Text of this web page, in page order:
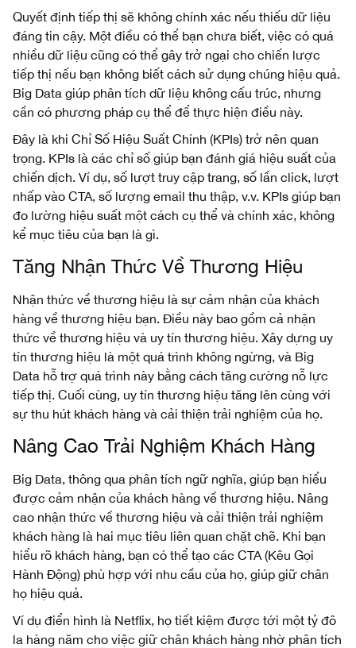
Quyết định tiếp thị sẽ không chính xác nếu thiếu dữ liệu
đáng tin cậy. Một điều có thể bạn chưa biết, việc có quá
nhiều dữ liệu cũng có thể gây trở ngại cho chiến lược
tiếp thị nếu bạn không biết cách sử dụng chúng hiệu quả.
Big Data giúp phân tích dữ liệu không cấu trúc, nhưng
cần có phương pháp cụ thể để thực hiện điều này.
Đây là khi Chỉ Số Hiệu Suất Chính (KPIs) trở nên quan
trọng. KPIs là các chỉ số giúp bạn đánh giá hiệu suất của
chiến dịch. Ví dụ, số lượt truy cập trang, số lần click, lượt
nhấp vào CTA, số lượng email thu thập, v.v. KPIs giúp bạn
đo lường hiệu suất một cách cụ thể và chính xác, không
kể mục tiêu của bạn là gì.
Tăng Nhận Thức Về Thương Hiệu
Nhận thức về thương hiệu là sự cảm nhận của khách
hàng về thương hiệu bạn. Điều này bao gồm cả nhận
thức về thương hiệu và uy tín thương hiệu. Xây dựng uy
tín thương hiệu là một quá trình không ngừng, và Big
Data hỗ trợ quá trình này bằng cách tăng cường nỗ lực
tiếp thị. Cuối cùng, uy tín thương hiệu tăng lên cùng với
sự thu hút khách hàng và cải thiện trải nghiệm của họ.
Nâng Cao Trải Nghiệm Khách Hàng
Big Data, thông qua phân tích ngữ nghĩa, giúp bạn hiểu
được cảm nhận của khách hàng về thương hiệu. Nâng
cao nhận thức về thương hiệu và cải thiện trải nghiệm
khách hàng là hai mục tiêu liên quan chặt chẽ. Khi bạn
hiểu rõ khách hàng, bạn có thể tạo các CTA (Kêu Gọi
Hành Động) phù hợp với nhu cầu của họ, giúp giữ chân
họ hiệu quả.
Ví dụ điển hình là Netflix, họ tiết kiệm được tới một tỷ đô
la hàng năm cho việc giữ chân khách hàng nhờ phân tích